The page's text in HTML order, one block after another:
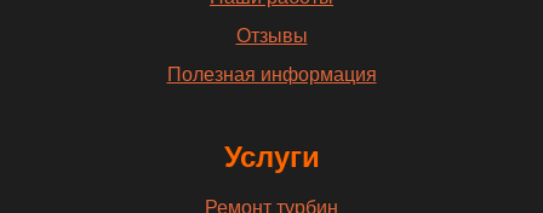
Отзывы
Полезная информация
Услуги
Ремонт турбин